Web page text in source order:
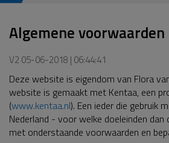
Algemene voorwaarden
V2 05-06-2018 | 06:44:41
Deze website is eigendom van Flora
website is gemaakt met Kentaa, een
(www.kentaa.nl). Een ieder die gebruik
Nederland - voor welke doeleinden
met onderstaande voorwaarden en